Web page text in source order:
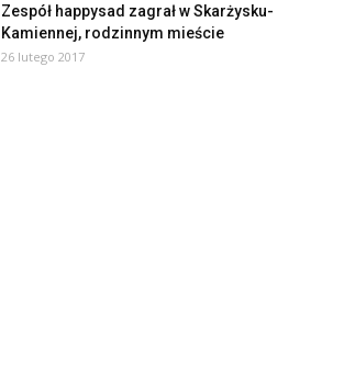
Zespół happysad zagrał w Skarżysku-
Kamiennej, rodzinnym mieście
26 lutego 2017